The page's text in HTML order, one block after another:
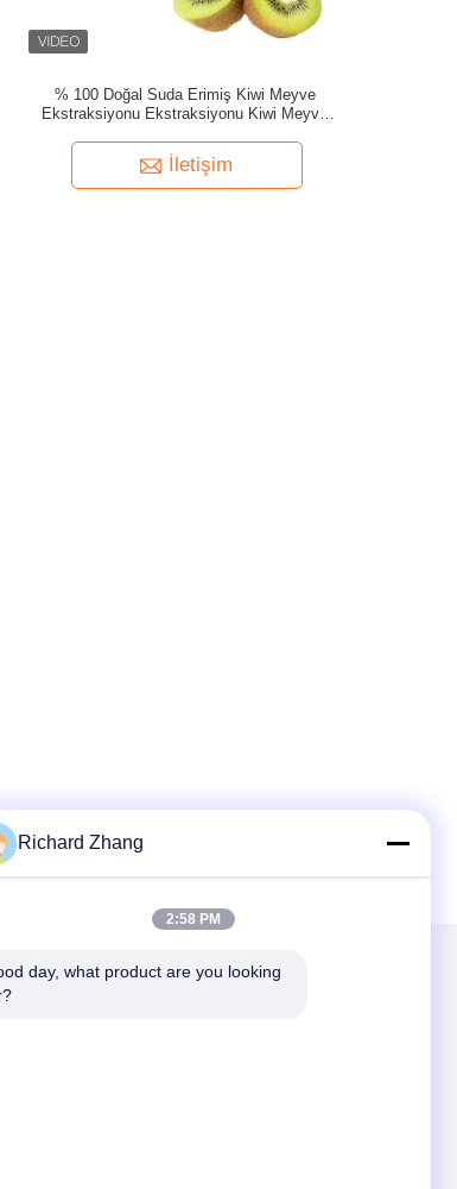
% 100 Doğal Suda Erimiş Kiwi Meyve
Ekstraksiyonu Ekstraksiyonu Kiwi Meyve
İletişim
Gönder
Richard Zhang
2:58 PM
day, what product are you looking